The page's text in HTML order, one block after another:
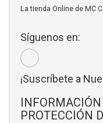
La tienda Online de MC
Síguenos en:
¡Suscríbete a
PROTECCIÓN